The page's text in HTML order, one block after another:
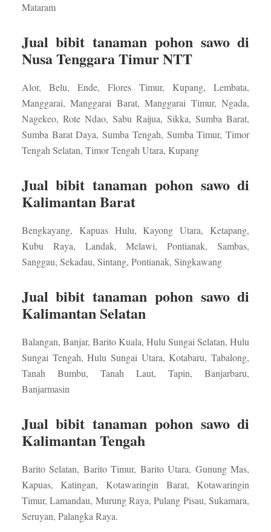
Mataram
Jual bibit tanaman pohon sawo di
Nusa Tenggara Timur NTT
Alor, Belu, Ende, Flores Timur, Kupang, Lembata,
Manggarai, Manggarai Barat, Manggarai Timur, Ngada,
Nagekeo, Rote Ndao, Sabu Raijua, Sikka, Sumba Barat,
Sumba Barat Daya, Sumba Tengah, Sumba Timur, Timor
Tengah Selatan, Timor Tengah Utara, Kupang
Jual bibit tanaman pohon sawo di
Kalimantan Barat
Bengkayang, Kapuas Hulu, Kayong Utara, Ketapang,
Kubu Raya, Landak, Melawi, Pontianak, Sambas,
Sanggau, Sekadau, Sintang, Pontianak, Singkawang
Jual bibit tanaman pohon sawo di
Kalimantan Selatan
Balangan, Banjar, Barito Kuala, Hulu Sungai Selatan, Hulu
Sungai Tengah, Hulu Sungai Utara, Kotabaru, Tabalong,
Tanah Bumbu, Tanah Laut, Tapin, Banjarbaru,
Banjarmasin
Jual bibit tanaman pohon sawo di
Kalimantan Tengah
Barito Selatan, Barito Timur, Barito Utara, Gunung Mas,
Kapuas, Katingan, Kotawaringin Barat, Kotawaringin
Timur, Lamandau, Murung Raya, Pulang Pisau, Sukamara,
Seruyan, Palangka Raya.